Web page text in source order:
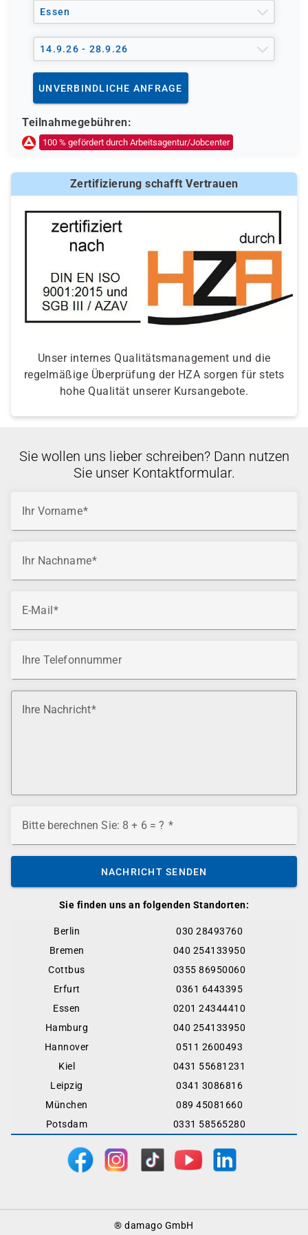
Essen
14.9.26 - 28.9.26
UNVERBINDLICHE ANFRAGE
Teilnahmegebühren:
100 % gefördert durch Arbeitsagentur/Jobcenter
Zertifizierung schafft Vertrauen
Unser internes Qualitätsmanagement und die
regelmäßige Überprüfung der HZA sorgen für stets
hohe Qualität unserer Kursangebote.
Sie finden uns an folgenden Standorten:
Berlin
030 28493760
Bremen
040 254133950
Cottbus
0355 86950060
Erfurt
0361 6443395
Essen
0201 24344410
Hamburg
040 254133950
Hannover
0511 2600493
Kiel
0431 55681231
Leipzig
0341 3086816
München
089 45081660
Potsdam
0331 58565280
Sie wollen uns lieber schreiben? Dann nutzen
Sie unser Kontaktformular.
Ihr Vorname
Ihr Nachname
E-Mail
Ihre Telefonnummer
Ihre Nachricht
Bitte berechnen Sie: 8 + 6 = ?
NACHRICHT SENDEN
® damago GmbH